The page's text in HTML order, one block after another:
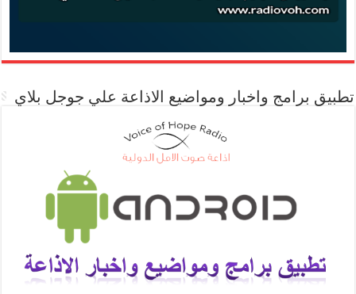
تطبيق برامج واخبار ومواضيع الاذاعة علي جوجل بلاي